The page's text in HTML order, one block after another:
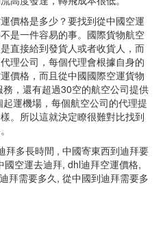
價格是多少？要找到從中國空運
是一件容易的事。國際貨物航空
直接給到發貨人或者收貨人，而
理公司，每個代理會根據自身的
價格，而且從中國國際空運貨物
，還有超過30空的航空公司提供
運機場，每個航空公司的代理提
。所以這就決定瞭很難對比找到
拜多長時間 , 中國寄東西到迪拜要
空運去迪拜, dhl迪拜空運價格,
拜需要多久, 從中國到迪拜需要多